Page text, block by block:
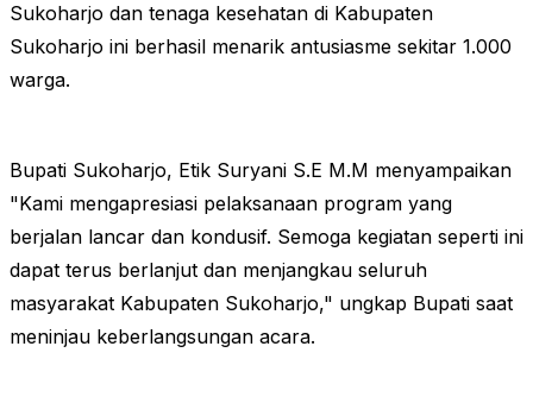
Sukoharjo dan tenaga kesehatan di Kabupaten
Sukoharjo ini berhasil menarik antusiasme sekitar 1.000
warga.
Bupati Sukoharjo, Etik Suryani S.E M.M menyampaikan
"Kami mengapresiasi pelaksanaan program yang
berjalan lancar dan kondusif. Semoga kegiatan seperti ini
dapat terus berlanjut dan menjangkau seluruh
masyarakat Kabupaten Sukoharjo," ungkap Bupati saat
meninjau keberlangsungan acara.